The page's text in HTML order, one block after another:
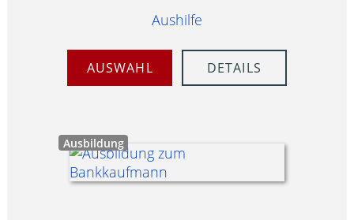
Aushilfe
AUSWAHL DETAILS
Ausbildung